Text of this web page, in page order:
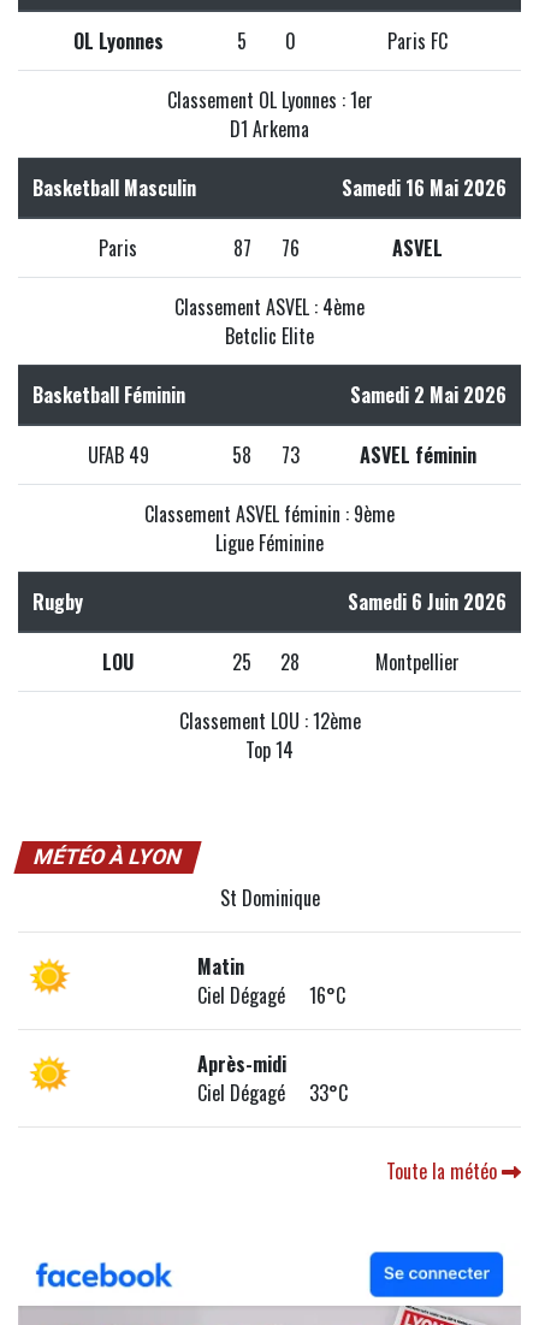
OL Lyonnes 5 0 Paris FC
Classement OL Lyonnes : 1er
D1 Arkema
Basketball Masculin Samedi 16 Mai 2026
Paris 87 76 ASVEL
Classement ASVEL : 4ème
Betclic Elite
Basketball Féminin Samedi 2 Mai 2026
UFAB 49 58 73 ASVEL féminin
Classement ASVEL féminin : 9ème
Ligue Féminine
Rugby Samedi 6 Juin 2026
LOU 25 28 Montpellier
Classement LOU : 12ème
Top 14
MÉTÉO À LYON
St Dominique
Matin
Ciel Dégagé 16°C
Après-midi
Ciel Dégagé 33°C
Toute la météo